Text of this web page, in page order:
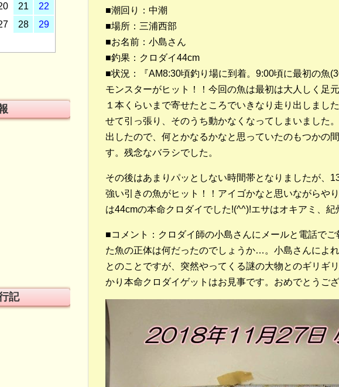
■潮回り：中潮
■場所：三浦西部
■お名前：小島さん
■釣果：クロダイ44cm
■状況：『AM8:30頃釣り場に到着。9:00頃に最初の魚
モンスターがヒット！！今回の魚は最初は大人しく足
１本くらいまで寄せたところでいきなり走り出しまし
せて引っ張り、そのうち動かなくなってしまいました
出したので、何とかなるかなと思っていたのもつかの
す。残念なバラシでした。
その後はあまりパッとしない時間帯となりましたが、
強い引きの魚がヒット！！アイゴかなと思いながらや
は44cmの本命クロダイでした!(^^)!エサはオキアミ、
■コメント：クロダイ師の小島さんにメールと電話で
た魚の正体は何だったのでしょうか…。小島さんによ
とのことですが、突然やってくる謎の大物とのギリギ
かり本命クロダイゲットはお見事です。おめでとうご
21
22
28
29
記